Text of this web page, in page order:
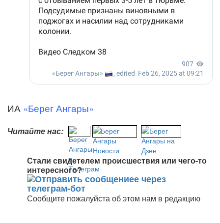
ИА «Берег Ангары»
Читайте нас:
Стали свидетелем происшествия или чего-то
интересного?
Сообщите пожалуйста об этом нам в редакцию